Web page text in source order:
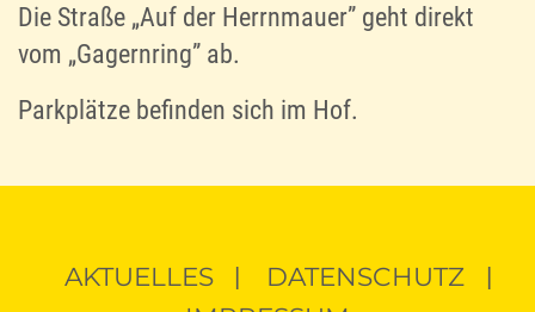
Die Straße „Auf der Herrnmauer” geht direkt
vom „Gagernring” ab.
Parkplätze befinden sich im Hof.
AKTUELLES
DATENSCHUTZ